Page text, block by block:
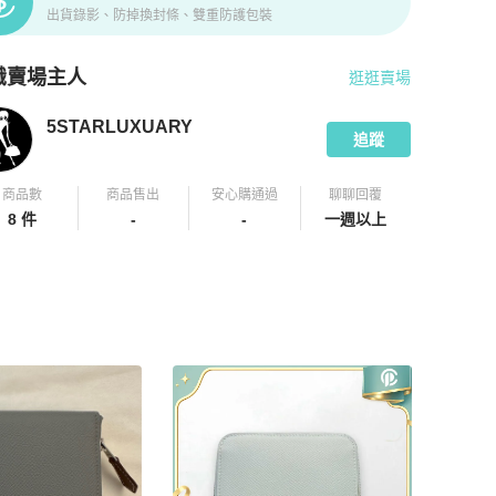
出貨錄影、防掉換封條、雙重防護包裝
賣場主人
拍拍圈嚴選賣家
逛逛賣場
5STARLUXUARY
追蹤
商品數
8 件
商品售出
-
安心購通過
-
聊聊回覆
一週以上